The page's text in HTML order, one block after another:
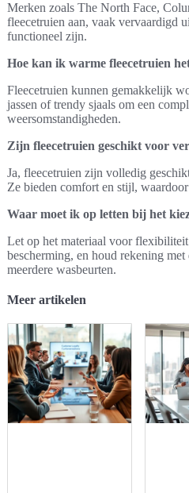
Merken zoals The North Face,
fleecetruien aan, vaak vervaardigd
functioneel zijn.
Hoe kan ik warme fleecetruien
Fleecetruien kunnen gemakkelijk
jassen of trendy sjaals om een
weersomstandigheden.
Zijn fleecetruien geschikt voor
Ja, fleecetruien zijn volledig
Ze bieden comfort en stijl,
Waar moet ik op letten bij het
Let op het materiaal voor
bescherming, en houd rekening
meerdere wasbeurten.
Meer artikelen